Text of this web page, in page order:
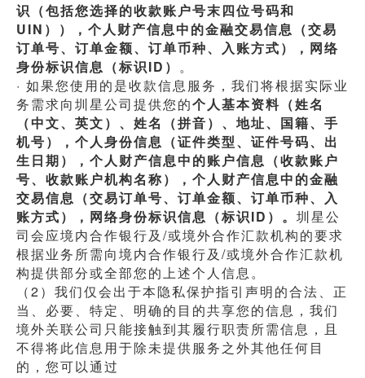
识（包括您选择的收款账户号末四位号码和
UIN）），个人财产信息中的金融交易信息（交易
订单号、订单金额、订单币种、入账方式），网络
身份标识信息（标识ID） 。
· 如果您使用的是收款信息服务，我们将根据实际业
务需求向圳星公司提供您的个人基本资料（姓名
（中文、英文）、姓名（拼音）、地址、国籍、手
机号），个人身份信息（证件类型、证件号码、出
生日期），个人财产信息中的账户信息（收款账户
号、收款账户机构名称），个人财产信息中的金融
交易信息（交易订单号、订单金额、订单币种、入
账方式），网络身份标识信息（标识ID）。 圳星公
司会应境内合作银行及/或境外合作汇款机构的要求
根据业务所需向境内合作银行及/或境外合作汇款机
构提供部分或全部您的上述个人信息。
（2）我们仅会出于本隐私保护指引声明的合法、正
当、必要、特定、明确的目的共享您的信息，我们
境外关联公司只能接触到其履行职责所需信息，且
不得将此信息用于除未提供服务之外其他任何目
的，您可以通过